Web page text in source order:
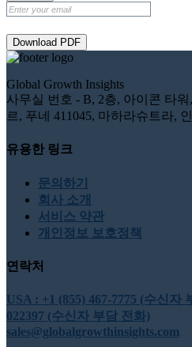
Download PDF
Global Growth Insights
사무실 번호 - B, 2층, 아이콘 타
르, 푸네 411045, 마하라슈트라,
유용한 링크
문의하기
회사 소개
서비스 약관
개인정보 보호정책
연락처
USA : +1 (855) 467-7775 (수신자
022397 (수신자 부담 전화)
sales@globalgrowthinsights.com